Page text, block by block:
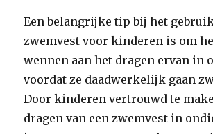
Een belangrijke tip bij het
zwemvest voor kinderen is om
wennen aan het dragen ervan in
voordat ze daadwerkelijk gaan
Door kinderen vertrouwd te
dragen van een zwemvest in